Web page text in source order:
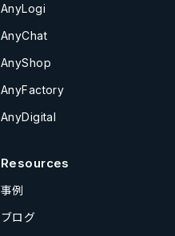
AnyLogi
AnyChat
AnyShop
AnyFactory
AnyDigital
Resources
事例
ブログ